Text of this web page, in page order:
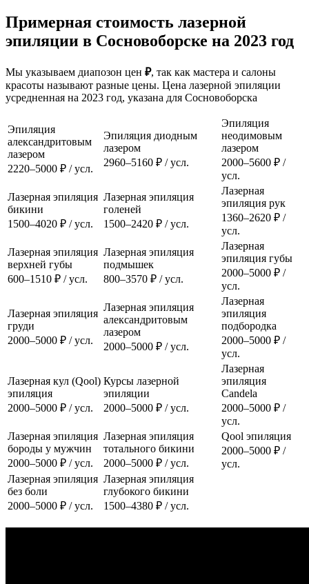
Примерная стоимость лазерной
эпиляции в Сосновоборске на 2023 год
Мы указываем диапозон цен ₽, так как мастера и салоны
красоты называют разные цены. Цена лазерной эпиляции
усредненная на 2023 год, указана для Сосновоборска
Эпиляция
александритовым
лазером
2220–5000 ₽ / усл.
Эпиляция диодным
лазером
2960–5160 ₽ / усл.
Эпиляция
неодимовым
лазером
2000–5600 ₽ /
усл.
Лазерная эпиляция
бикини
1500–4020 ₽ / усл.
Лазерная эпиляция
голеней
1500–2420 ₽ / усл.
Лазерная
эпиляция рук
1360–2620 ₽ /
усл.
Лазерная эпиляция
верхней губы
600–1510 ₽ / усл.
Лазерная эпиляция
подмышек
800–3570 ₽ / усл.
Лазерная
эпиляция губы
2000–5000 ₽ /
усл.
Лазерная эпиляция
груди
2000–5000 ₽ / усл.
Лазерная эпиляция
александритовым
лазером
2000–5000 ₽ / усл.
Лазерная
эпиляция
подбородка
2000–5000 ₽ /
усл.
Лазерная кул (Qool)
эпиляция
2000–5000 ₽ / усл.
Курсы лазерной
эпиляции
2000–5000 ₽ / усл.
Лазерная
эпиляция
Candela
2000–5000 ₽ /
усл.
Лазерная эпиляция
бороды у мужчин
2000–5000 ₽ / усл.
Лазерная эпиляция
тотального бикини
2000–5000 ₽ / усл.
Qool эпиляция
2000–5000 ₽ /
усл.
Лазерная эпиляция
без боли
2000–5000 ₽ / усл.
Лазерная эпиляция
глубокого бикини
1500–4380 ₽ / усл.